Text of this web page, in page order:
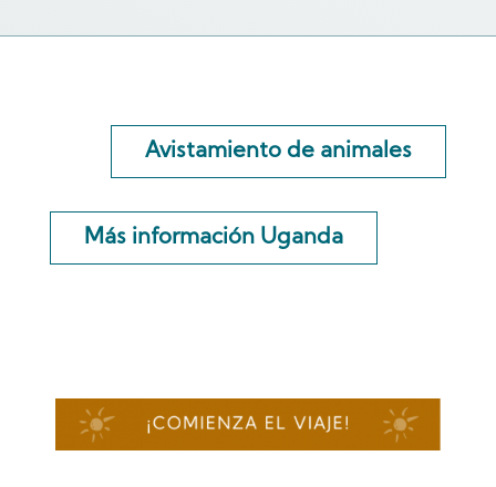
Avistamiento de animales
Más información Uganda